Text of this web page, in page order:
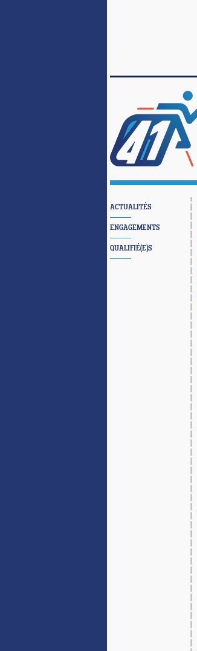
ACTUALITÉS
ENGAGEMENTS
QUALIFIÉ(E)S